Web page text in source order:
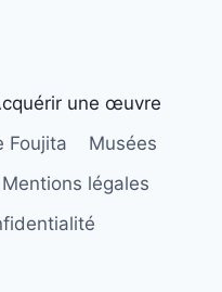
une œuvre
Foujita
Musées
Mentions légales